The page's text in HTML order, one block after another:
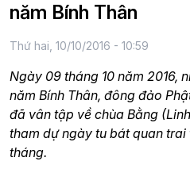
năm Bính Thân
Thứ hai, 10/10/2016 - 10:59
Ngày 09 tháng 10 năm 2016,
năm Bính Thân, đông đảo
đã vân tập về chùa Bằng
tham dự ngày tu bát quan
tháng.